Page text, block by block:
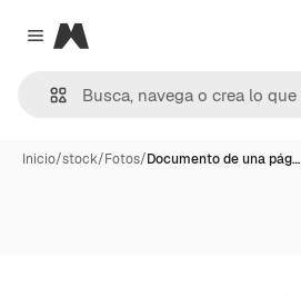
Close menu
Magnific
Inicio/stock/Fotos/Documento de una pág…